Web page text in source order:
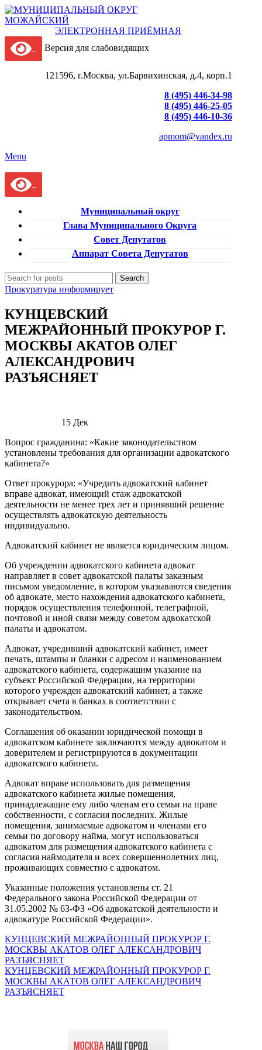
ЭЛЕКТРОННАЯ ПРИЁМНАЯ
Версия для слабовидящих
121596, г.Москва, ул.Барвихинская, д.4, корп.1
8 (495) 446-34-98
8 (495) 446-25-05
8 (495) 446-10-36
apmom@yandex.ru
Menu
Муниципальный округ
Глава Муниципального Округа
Совет Депутатов
Аппарат Совета Депутатов
Search
Прокуратура информирует
КУНЦЕВСКИЙ
МЕЖРАЙОННЫЙ ПРОКУРОР Г.
МОСКВЫ АКАТОВ ОЛЕГ
АЛЕКСАНДРОВИЧ
РАЗЪЯСНЯЕТ
15 Дек
Вопрос гражданина: «Какие законодательством
установлены требования для организации адвокатского
кабинета?»
Ответ прокурора: «Учредить адвокатский кабинет
вправе адвокат, имеющий стаж адвокатской
деятельности не менее трех лет и принявший решение
осуществлять адвокатскую деятельность
индивидуально.
Адвокатский кабинет не является юридическим лицом.
Об учреждении адвокатского кабинета адвокат
направляет в совет адвокатской палаты заказным
письмом уведомление, в котором указываются сведения
об адвокате, место нахождения адвокатского кабинета,
порядок осуществления телефонной, телеграфной,
почтовой и иной связи между советом адвокатской
палаты и адвокатом.
Адвокат, учредивший адвокатский кабинет, имеет
печать, штампы и бланки с адресом и наименованием
адвокатского кабинета, содержащим указание на
субъект Российской Федерации, на территории
которого учрежден адвокатский кабинет, а также
открывает счета в банках в соответствии с
законодательством.
Соглашения об оказании юридической помощи в
адвокатском кабинете заключаются между адвокатом и
доверителем и регистрируются в документации
адвокатского кабинета.
Адвокат вправе использовать для размещения
адвокатского кабинета жилые помещения,
принадлежащие ему либо членам его семьи на праве
собственности, с согласия последних. Жилые
помещения, занимаемые адвокатом и членами его
семьи по договору найма, могут использоваться
адвокатом для размещения адвокатского кабинета с
согласия наймодателя и всех совершеннолетних лиц,
проживающих совместно с адвокатом.
Указанные положения установлены ст. 21
Федерального закона Российской Федерации от
31.05.2002 № 63-ФЗ «Об адвокатской деятельности и
адвокатуре Российской Федерации».
КУНЦЕВСКИЙ МЕЖРАЙОННЫЙ ПРОКУРОР Г.
МОСКВЫ АКАТОВ ОЛЕГ АЛЕКСАНДРОВИЧ
РАЗЪЯСНЯЕТ
КУНЦЕВСКИЙ МЕЖРАЙОННЫЙ ПРОКУРОР Г.
МОСКВЫ АКАТОВ ОЛЕГ АЛЕКСАНДРОВИЧ
РАЗЪЯСНЯЕТ